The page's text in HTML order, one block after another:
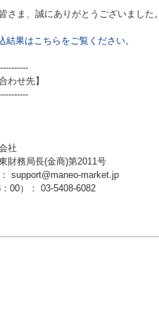
さま、誠にありがとうございました。
結果はこちらをご覧ください。
わせ先】
社
財務局長(金商)第2011号
support@maneo-market.jp
00）： 03-5408-6082